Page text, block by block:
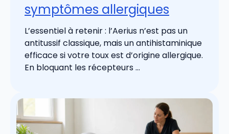
symptômes allergiques
L’essentiel à retenir : l’Aerius n’est pas un
antitussif classique, mais un antihistaminique
efficace si votre toux est d’origine allergique.
En bloquant les récepteurs ...